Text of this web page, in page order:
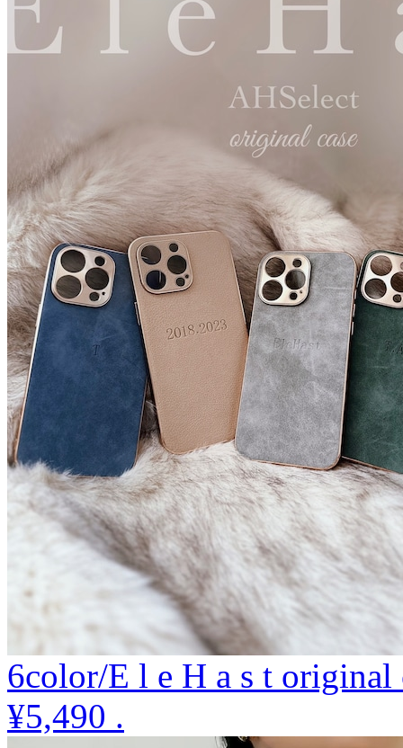
6color/E l e H a s t original
¥5,490 .